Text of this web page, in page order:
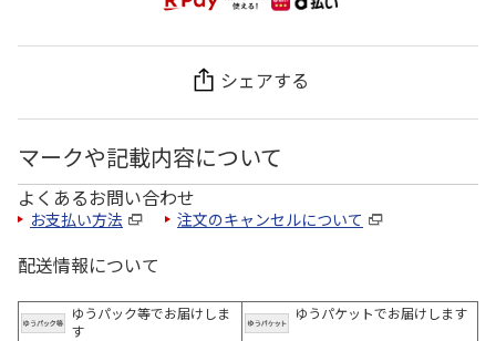
シェアする
マークや記載内容について
よくあるお問い合わせ
お支払い方法 注文のキャンセルについて
配送情報について
ゆうパック等でお届けしま
す
ゆうパケットでお届けします